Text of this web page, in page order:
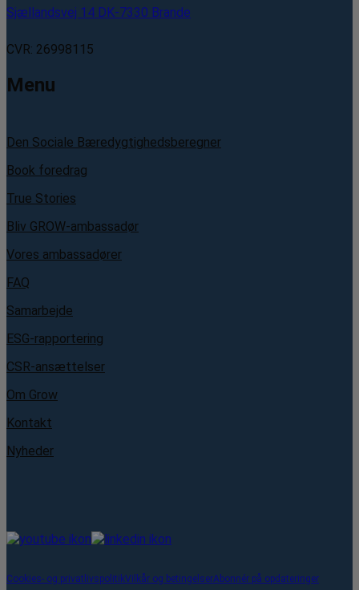
Sjællandsvej 14 DK-7330 Brande
CVR: 26998115
Menu
Den Sociale Bæredygtighedsberegner
Book foredrag
True Stories
Bliv GROW-ambassadør
Vores ambassadører
FAQ
Samarbejde
ESG-rapportering
CSR-ansættelser
Om Grow
Kontakt
Nyheder
Cookies- og privatlivspolitikVilkår og betingelserAbonnér på opdateringer